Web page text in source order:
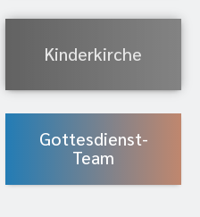
Kinderkirche
Gottesdienst-
Team